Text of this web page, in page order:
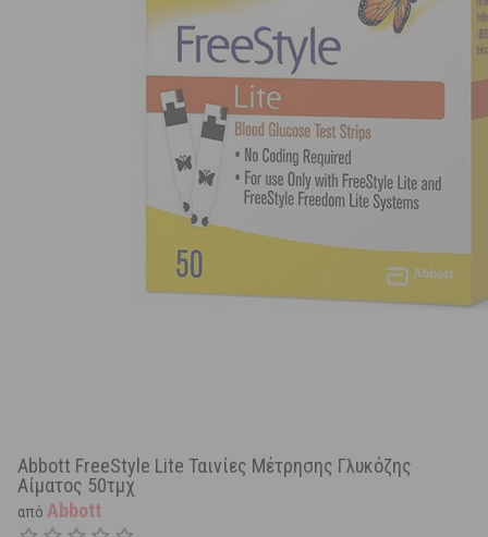
Abbott FreeStyle Lite Ταινίες Μέτρησης Γλυκόζης
Αίματος 50τμχ
από Abbott